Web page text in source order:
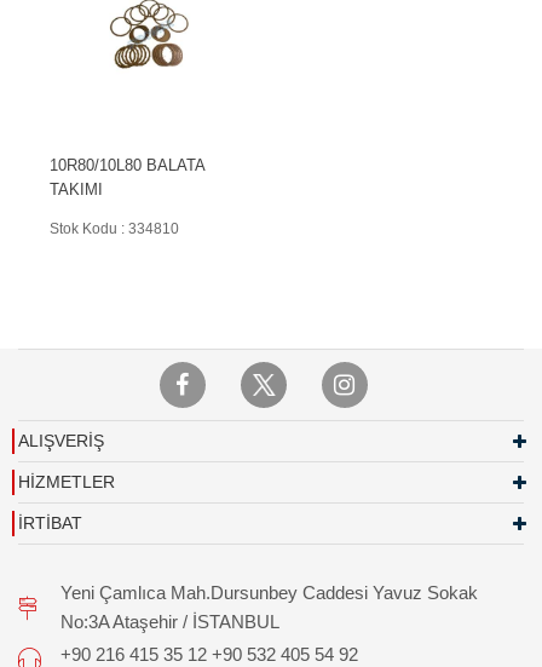
10R80/10L80 BALATA
TAKIMI
Stok Kodu : 334810
ALIŞVERİŞ
HİZMETLER
İRTİBAT
Yeni Çamlıca Mah.Dursunbey Caddesi Yavuz Sokak
No:3A Ataşehir / İSTANBUL
+90 216 415 35 12 +90 532 405 54 92